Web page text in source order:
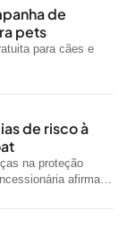
de
pets
para cães e
de risco à
na proteção
afirma